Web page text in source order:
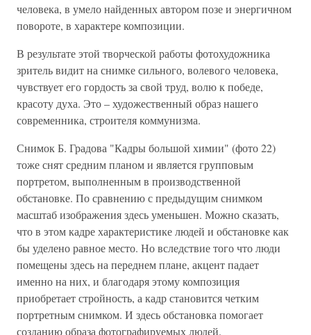
человека, в умело найденных автором позе и энергичном
повороте, в характере композиции.
В результате этой творческой работы фотохудожника
зритель видит на снимке сильного, волевого человека,
чувствует его гордость за свой труд, волю к победе,
красоту духа. Это – художественный образ нашего
современника, строителя коммунизма.
Снимок Б. Градова "Кадры большой химии" (фото 22)
тоже снят средним планом и является групповым
портретом, выполненным в производственной
обстановке. По сравнению с предыдущим снимком
масштаб изображения здесь уменьшен. Можно сказать,
что в этом кадре характеристике людей и обстановке как
бы уделено равное место. Но вследствие того что люди
помещены здесь на переднем плане, акцент падает
именно на них, и благодаря этому композиция
приобретает стройность, а кадр становится четким
портретным снимком. И здесь обстановка помогает
созданию образа фотографируемых людей.